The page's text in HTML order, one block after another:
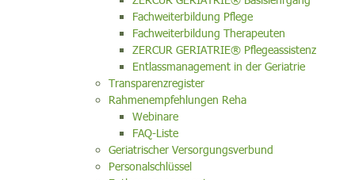
Fachweiterbildung Pflege
Fachweiterbildung Therapeuten
ZERCUR GERIATRIE® Pflegeassistenz
Entlassmanagement in der Geriatrie
Transparenzregister
Rahmenempfehlungen Reha
Webinare
FAQ-Liste
Geriatrischer Versorgungsverbund
Personalschlüssel